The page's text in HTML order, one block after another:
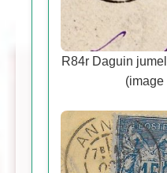
R84r Daguin
(image